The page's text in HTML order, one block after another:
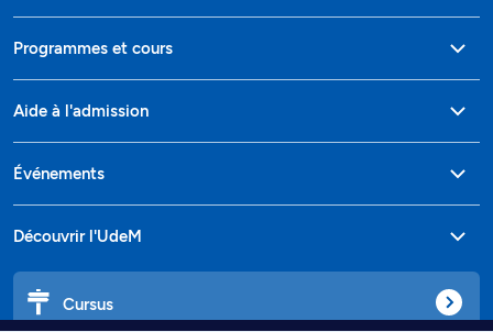
Programmes et cours
Aide à l'admission
Événements
Découvrir l'UdeM
Cursus